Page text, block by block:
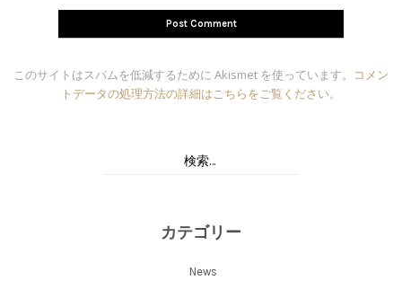
このサイトはスパムを低減するために Akismet を使っています。
コメン
トデータの処理方法の詳細はこちらをご覧ください。
カテゴリー
News